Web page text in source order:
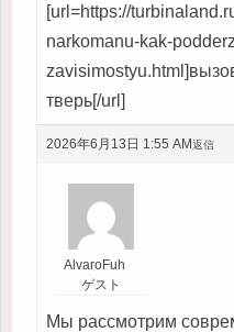
[url=https://
narkomanu-kak-
тверь[/url]
2026年6月13日 1:55 AM返信
AlvaroFuh
ゲスト
Мы рассмотрим